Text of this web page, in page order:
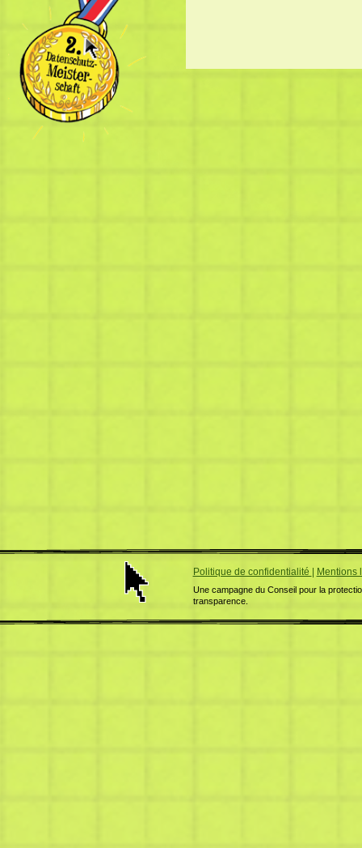
Politique de confidentialité | Mentions
Une campagne du Conseil pour la
transparence.